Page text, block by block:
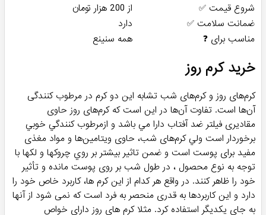
شروع قیمت ✅
از 200 هزار تومان
ضمانت سلامت ✅
دارد
مناسب برای ❓
همه سنینع
خرید کرم روز
کرم‌های روز و کرم‌های شب ‎تشابه این دو کرم در مرطوب کنندگی
آن‌ها است. ‎تفاوت آن‌ها در این است که کرم‌های روز حاوی
مقادیری فیلتر ضد آفتاب دارا مي باشد و ازمرطوب كنندگي خوبي
برخوردار است ولي کرم‌های شب، حاوی ویتامین‌ها و مواد مغذی
مفید برای پوست است و ضمن تاثير بيشتر بر روي چروكها و لكها با
توجه به نوع محصول ، در طول شب بر روی پوست مانده و تأثیر
خود را ظاهر کنند. در واقع هر کدام از این کرم ها، کاربرد خاص خود را
دارد و این کاربردها به قدری منحصر به فرد است که نمی شود از آنها
به جای یکدیگر استفاده کرد. مثلا کرم های روز دارای خواص